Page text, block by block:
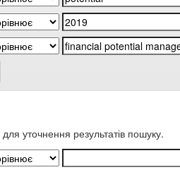
уточнення результатів пошуку.